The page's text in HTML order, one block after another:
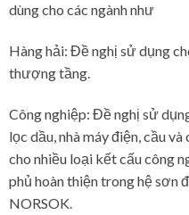
dùng cho các ngành như
Hàng hải: Đề nghị sử dụng
thượng tầng.
Công nghiệp: Đề nghị sử
lọc dầu, nhà máy điện, cầu
cho nhiều loại kết cấu công
phủ hoàn thiện trong hệ sơn
NORSOK.